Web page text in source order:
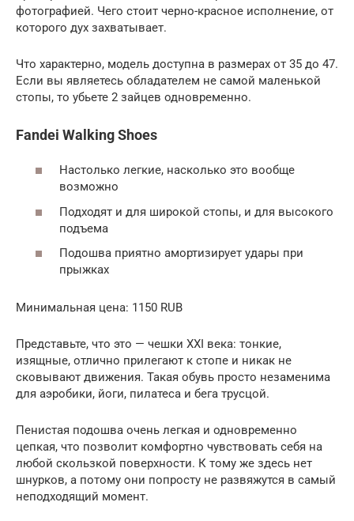
фотографией. Чего стоит черно-красное исполнение, от
которого дух захватывает.
Что характерно, модель доступна в размерах от 35 до 47.
Если вы являетесь обладателем не самой маленькой
стопы, то убьете 2 зайцев одновременно.
Fandei Walking Shoes
Настолько легкие, насколько это вообще
возможно
Подходят и для широкой стопы, и для высокого
подъема
Подошва приятно амортизирует удары при
прыжках
Минимальная цена: 1150 RUB
Представьте, что это — чешки XXI века: тонкие,
изящные, отлично прилегают к стопе и никак не
сковывают движения. Такая обувь просто незаменима
для аэробики, йоги, пилатеса и бега трусцой.
Пенистая подошва очень легкая и одновременно
цепкая, что позволит комфортно чувствовать себя на
любой скользкой поверхности. К тому же здесь нет
шнурков, а потому они попросту не развяжутся в самый
неподходящий момент.